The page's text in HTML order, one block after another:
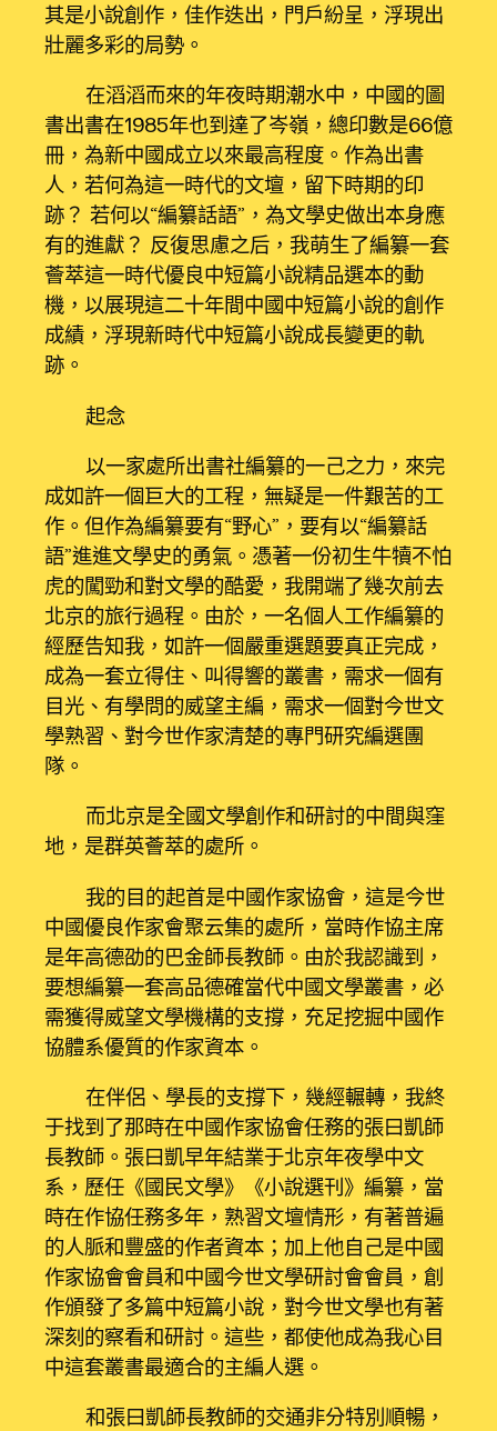
其是小說創作，佳作迭出，門戶紛呈，浮現出
壯麗多彩的局勢。
在滔滔而來的年夜時期潮水中，中國的圖
書出書在1985年也到達了岑嶺，總印數是66億
冊，為新中國成立以來最高程度。作為出書
人，若何為這一時代的文壇，留下時期的印
跡？ 若何以“編纂話語”，為文學史做出本身應
有的進獻？ 反復思慮之后，我萌生了編纂一套
薈萃這一時代優良中短篇小說精品選本的動
機，以展現這二十年間中國中短篇小說的創作
成績，浮現新時代中短篇小說成長變更的軌
跡。
起念
以一家處所出書社編纂的一己之力，來完
成如許一個巨大的工程，無疑是一件艱苦的工
作。但作為編纂要有“野心”，要有以“編纂話
語”進進文學史的勇氣。憑著一份初生牛犢不怕
虎的闖勁和對文學的酷愛，我開端了幾次前去
北京的旅行過程。由於，一名個人工作編纂的
經歷告知我，如許一個嚴重選題要真正完成，
成為一套立得住、叫得響的叢書，需求一個有
目光、有學問的威望主編，需求一個對今世文
學熟習、對今世作家清楚的專門研究編選團
隊。
而北京是全國文學創作和研討的中間與窪
地，是群英薈萃的處所。
我的目的起首是中國作家協會，這是今世
中國優良作家會聚云集的處所，當時作協主席
是年高德劭的巴金師長教師。由於我認識到，
要想編纂一套高品德確當代中國文學叢書，必
需獲得威望文學機構的支撐，充足挖掘中國作
協體系優質的作家資本。
在伴侶、學長的支撐下，幾經輾轉，我終
于找到了那時在中國作家協會任務的張曰凱師
長教師。張曰凱早年結業于北京年夜學中文
系，歷任《國民文學》《小說選刊》編纂，當
時在作協任務多年，熟習文壇情形，有著普遍
的人脈和豐盛的作者資本；加上他自己是中國
作家協會會員和中國今世文學研討會會員，創
作頒發了多篇中短篇小說，對今世文學也有著
深刻的察看和研討。這些，都使他成為我心目
中這套叢書最適合的主編人選。
和張曰凱師長教師的交通非分特別順暢，